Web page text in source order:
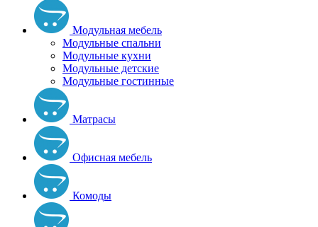
Модульная мебель
Модульные спальни
Модульные кухни
Модульные детские
Модульные гостинные
Матрасы
Офисная мебель
Комоды